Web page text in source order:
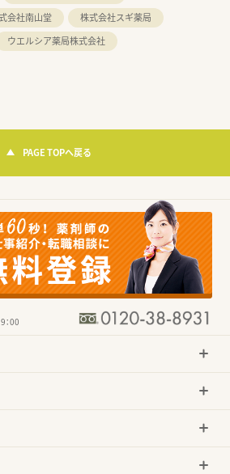
会社南山堂
株式会社スギ薬局
ウエルシア薬局株式会社
PAGE TOPへ戻る
：00